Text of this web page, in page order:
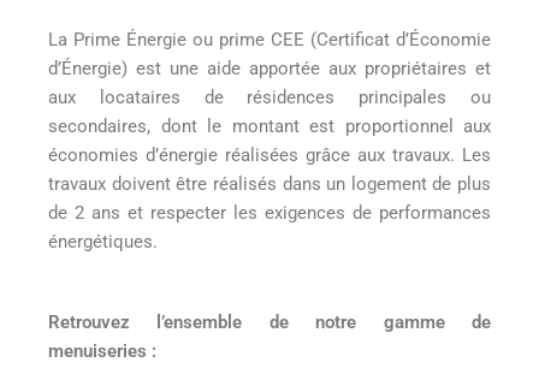
La Prime Énergie ou prime CEE (Certificat d’Économie
d’Énergie) est une aide apportée aux propriétaires et
aux locataires de résidences principales ou
secondaires, dont le montant est proportionnel aux
économies d’énergie réalisées grâce aux travaux. Les
travaux doivent être réalisés dans un logement de plus
de 2 ans et respecter les exigences de performances
énergétiques.
Retrouvez l’ensemble de notre gamme de
menuiseries :